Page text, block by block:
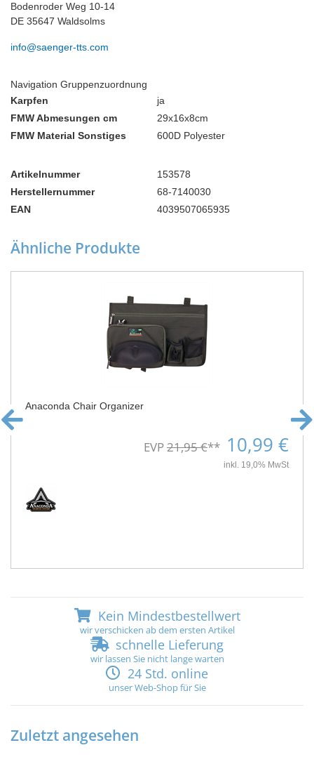
Bodenroder Weg 10-14
DE 35647 Waldsolms
info@saenger-tts.com
Navigation Gruppenzuordnung
Karpfen
ja
FMW Abmesungen cm
29x16x8cm
FMW Material Sonstiges
600D Polyester
Artikelnummer
153578
Herstellernummer
68-7140030
EAN
4039507065935
Ähnliche Produkte
Anaconda Chair Organizer
EVP21,95 €** 10,99 €
inkl. 19,0% MwSt
Kein Mindestbestellwert
wir verschicken ab dem ersten Artikel
schnelle Lieferung
wir lassen Sie nicht lange warten
24 Std. online
unser Web-Shop für Sie
Zuletzt angesehen